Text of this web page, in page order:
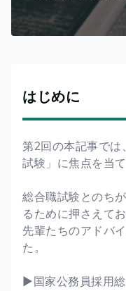
はじめに
第2回の本記事では
試験」に焦点を当て
総合職試験とのち
るために押さえて
先輩たちのアドバ
た。
▶︎国家公務員採用